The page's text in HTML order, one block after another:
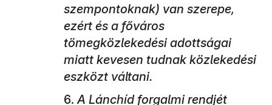
szempontoknak) van szerepe,
ezért és a főváros
tömegközlekedési adottságai
miatt kevesen tudnak közlekedési
eszközt váltani.
A Lánchíd forgalmi rendjét